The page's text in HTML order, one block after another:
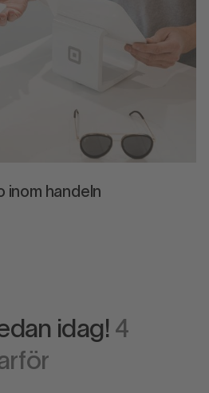
inom handeln
idag! 4